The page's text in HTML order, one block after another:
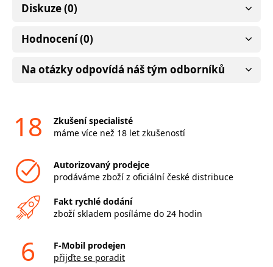
Diskuze (0)
Hodnocení (0)
Na otázky odpovídá náš tým odborníků
18
Zkušení specialisté
máme více než 18 let zkušeností
Autorizovaný prodejce
prodáváme zboží z oficiální české distribuce
Fakt rychlé dodání
zboží skladem posíláme do 24 hodin
6
F-Mobil prodejen
přijďte se poradit